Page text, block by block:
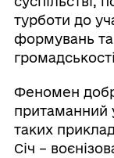
турботи до
формувань та
Феномен
притаманний
таких
Січ –